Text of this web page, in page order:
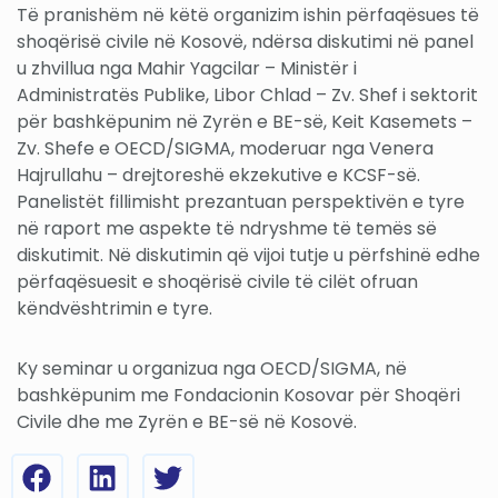
Të pranishëm në këtë organizim ishin përfaqësues të
shoqërisë civile në Kosovë, ndërsa diskutimi në panel
u zhvillua nga Mahir Yagcilar – Ministër i
Administratës Publike, Libor Chlad – Zv. Shef i sektorit
për bashkëpunim në Zyrën e BE-së, Keit Kasemets –
Zv. Shefe e OECD/SIGMA, moderuar nga Venera
Hajrullahu – drejtoreshë ekzekutive e KCSF-së.
Panelistët fillimisht prezantuan perspektivën e tyre
në raport me aspekte të ndryshme të temës së
diskutimit. Në diskutimin që vijoi tutje u përfshinë edhe
përfaqësuesit e shoqërisë civile të cilët ofruan
këndvështrimin e tyre.
Ky seminar u organizua nga OECD/SIGMA, në
bashkëpunim me Fondacionin Kosovar për Shoqëri
Civile dhe me Zyrën e BE-së në Kosovë.